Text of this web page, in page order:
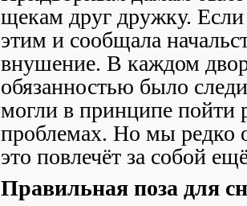
щекам друг дружку. Если
этим и сообщала
внушение. В каждом
обязанностью было
могли в принципе пойти
проблемах. Но мы редко
это повлечёт за собой
Правильная поза для